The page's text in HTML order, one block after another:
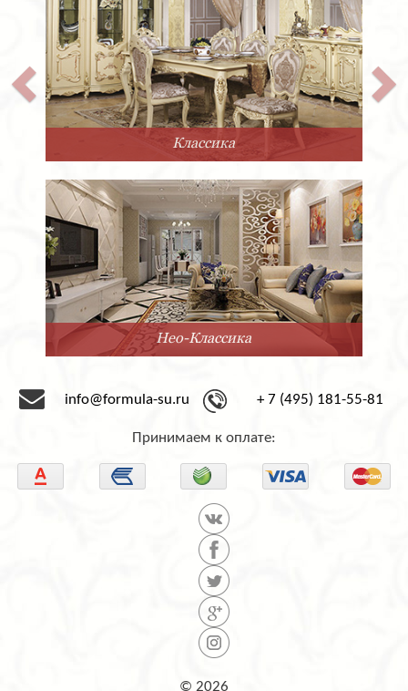
Классика
Нео-Классика
info@formula-su.ru + 7 (495) 181-55-81
Принимаем к оплате:
© 2026